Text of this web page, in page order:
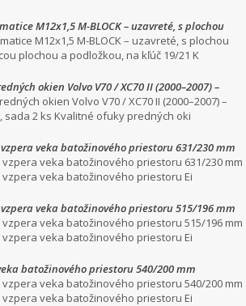
M12x1,5 M-BLOCK – uzavreté, s plochou
plochou a podložkou, na kľúč 19/21
M12x1,5 M-BLOCK – uzavreté, s plochou
plochou a podložkou, na kľúč 19/21 K
okien Volvo V70 / XC70 II (2000–2007) –
sada 2 ksokien Volvo V70 / XC70 II (2000–2007) –
sada 2 ks Kvalitné ofuky predných oki
veka batožinového priestoru 631/230 mm
vzpera veka batožinového priestoru 631/230 mm
vzpera veka batožinového priestoru Ei
veka batožinového priestoru 515/196 mm
vzpera veka batožinového priestoru 515/196 mm
vzpera veka batožinového priestoru Ei
batožinového priestoru 540/200 mm
vzpera veka batožinového priestoru 540/200 mm
vzpera veka batožinového priestoru Ei